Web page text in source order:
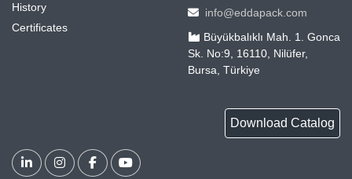
History
Certificates
info@eddapack.com
Büyükbalıklı Mah. 1. Gonca
Sk. No:9, 16110, Nilüfer,
Bursa, Türkiye
Download Catalog